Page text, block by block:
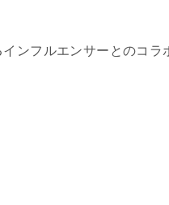
ンフルエンサーとのコラ